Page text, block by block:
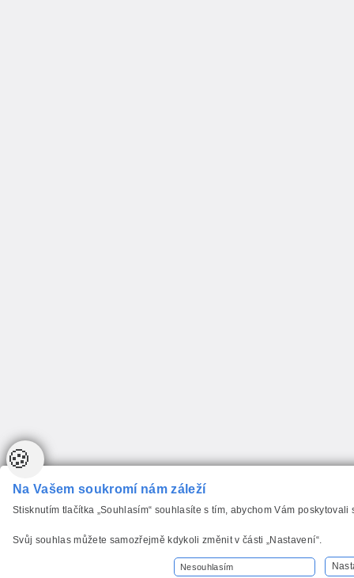
🍪
Na Vašem soukromí nám záleží
Stisknutím tlačítka „Souhlasím“ souhlasíte s tím, abychom Vám
Svůj souhlas můžete samozřejmě kdykoli změnit v části „Nastavení“.
Nesouhlasím